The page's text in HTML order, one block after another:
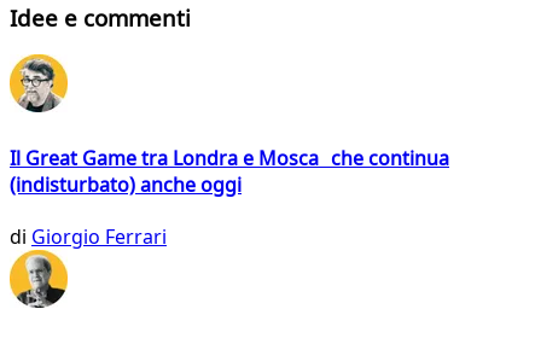
Idee e commenti
Il Great Game tra Londra e Mosca che continua
(indisturbato) anche oggi
di Giorgio Ferrari